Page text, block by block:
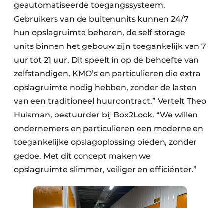
geautomatiseerde toegangssysteem.
Gebruikers van de buitenunits kunnen 24/7
hun opslagruimte beheren, de self storage
units binnen het gebouw zijn toegankelijk van 7
uur tot 21 uur. Dit speelt in op de behoefte van
zelfstandigen, KMO’s en particulieren die extra
opslagruimte nodig hebben, zonder de lasten
van een traditioneel huurcontract.” Vertelt Theo
Huisman, bestuurder bij Box2Lock. “We willen
ondernemers en particulieren een moderne en
toegankelijke opslagoplossing bieden, zonder
gedoe. Met dit concept maken we
opslagruimte slimmer, veiliger en efficiënter.”